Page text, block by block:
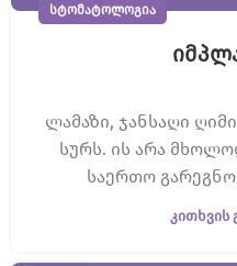
ᲡᲢᲝᲛᲐᲢᲝᲚᲝᲒᲘᲐ
ლამაზი, ჯანსაღი
სურს. ის არა
საერთო
ᲙᲘᲗᲮᲕᲘᲡ